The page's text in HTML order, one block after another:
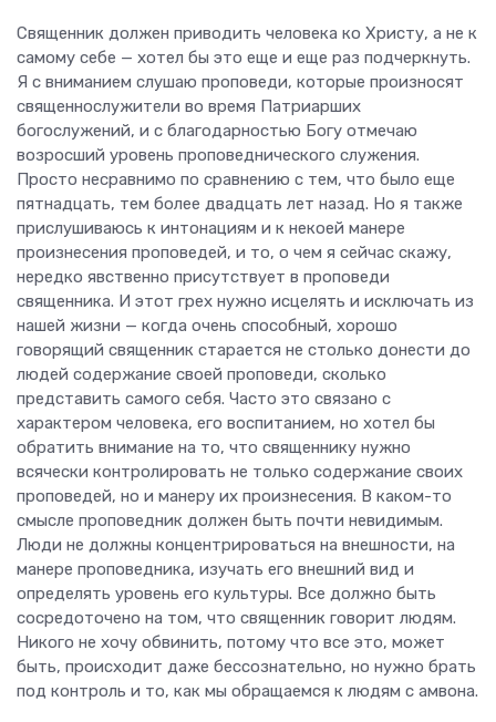
Священник должен приводить человека ко Христу, а не к
самому себе — хотел бы это еще и еще раз подчеркнуть.
Я с вниманием слушаю проповеди, которые произносят
священнослужители во время Патриарших
богослужений, и с благодарностью Богу отмечаю
возросший уровень проповеднического служения.
Просто несравнимо по сравнению с тем, что было еще
пятнадцать, тем более двадцать лет назад. Но я также
прислушиваюсь к интонациям и к некоей манере
произнесения проповедей, и то, о чем я сейчас скажу,
нередко явственно присутствует в проповеди
священника. И этот грех нужно исцелять и исключать из
нашей жизни — когда очень способный, хорошо
говорящий священник старается не столько донести до
людей содержание своей проповеди, сколько
представить самого себя. Часто это связано с
характером человека, его воспитанием, но хотел бы
обратить внимание на то, что священнику нужно
всячески контролировать не только содержание своих
проповедей, но и манеру их произнесения. В каком-то
смысле проповедник должен быть почти невидимым.
Люди не должны концентрироваться на внешности, на
манере проповедника, изучать его внешний вид и
определять уровень его культуры. Все должно быть
сосредоточено на том, что священник говорит людям.
Никого не хочу обвинить, потому что все это, может
быть, происходит даже бессознательно, но нужно брать
под контроль и то, как мы обращаемся к людям с амвона.